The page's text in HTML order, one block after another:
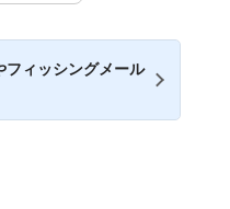
フィッシングメール